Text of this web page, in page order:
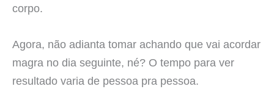
corpo.
Agora, não adianta tomar achando que vai acordar
magra no dia seguinte, né? O tempo para ver
resultado varia de pessoa pra pessoa.